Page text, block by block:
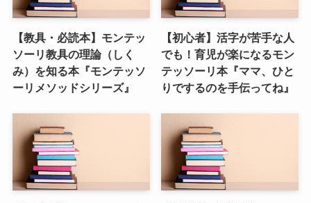
【教具・必読本】モンテッ
ソーリ教具の理論（しく
み）を知る本『モンテッソ
ーリメソッドシリーズ』
【初心者】活字が苦手な人
でも！育児が楽になるモン
テッソーリ本『ママ、ひと
りでするのを手伝ってね』